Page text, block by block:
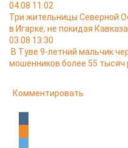
04.08 11:02
Три жительницы Северной
в Игарке, не покидая Кавказа
03.08 13:30
В Туве 9-летний мальчик
мошенников более 55 тысяч
Комментировать